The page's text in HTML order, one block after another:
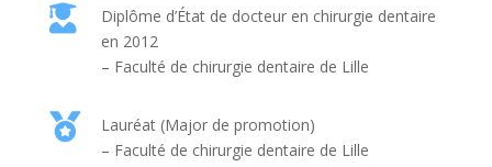

Diplôme d’État de docteur en chirurgie dentaire
en 2012
– Faculté de chirurgie dentaire de Lille

Lauréat (Major de promotion)
– Faculté de chirurgie dentaire de Lille